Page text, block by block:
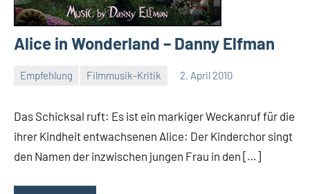
Alice in Wonderland – Danny Elfman
Empfehlung Filmmusik-Kritik 2. April 2010
Keine
Das Schicksal ruft: Es ist ein markiger Weckanruf für die
ihrer Kindheit entwachsenen Alice: Der Kinderchor singt
den Namen der inzwischen jungen Frau in den […]